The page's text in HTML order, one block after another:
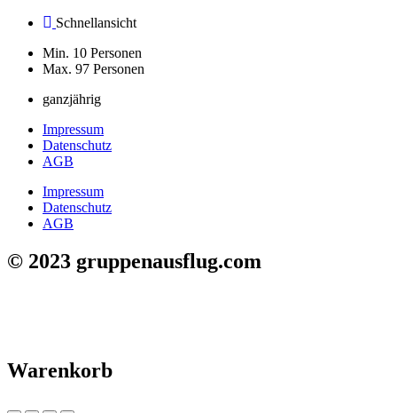
Schnellansicht
Min. 10 Personen
Max. 97 Personen
ganzjährig
Impressum
Datenschutz
AGB
Impressum
Datenschutz
AGB
© 2023 gruppenausflug.com
Warenkorb